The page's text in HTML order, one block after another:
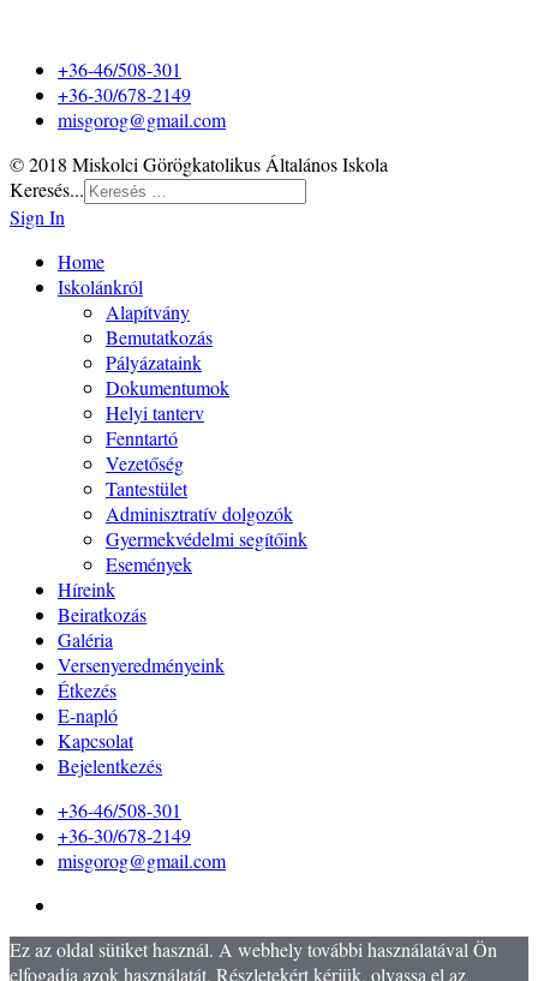
+36-46/508-301
+36-30/678-2149
misgorog@gmail.com
© 2018 Miskolci Görögkatolikus Általános Iskola
Keresés...
Sign In
Home
Iskolánkról
Alapítvány
Bemutatkozás
Pályázataink
Dokumentumok
Helyi tanterv
Fenntartó
Vezetőség
Tantestület
Adminisztratív dolgozók
Gyermekvédelmi segítőink
Események
Híreink
Beiratkozás
Galéria
Versenyeredményeink
Étkezés
E-napló
Kapcsolat
Bejelentkezés
+36-46/508-301
+36-30/678-2149
misgorog@gmail.com
Ez az oldal sütiket használ. A webhely további használatával Ön
elfogadja azok használatát. Részletekért kérjük, olvassa el az